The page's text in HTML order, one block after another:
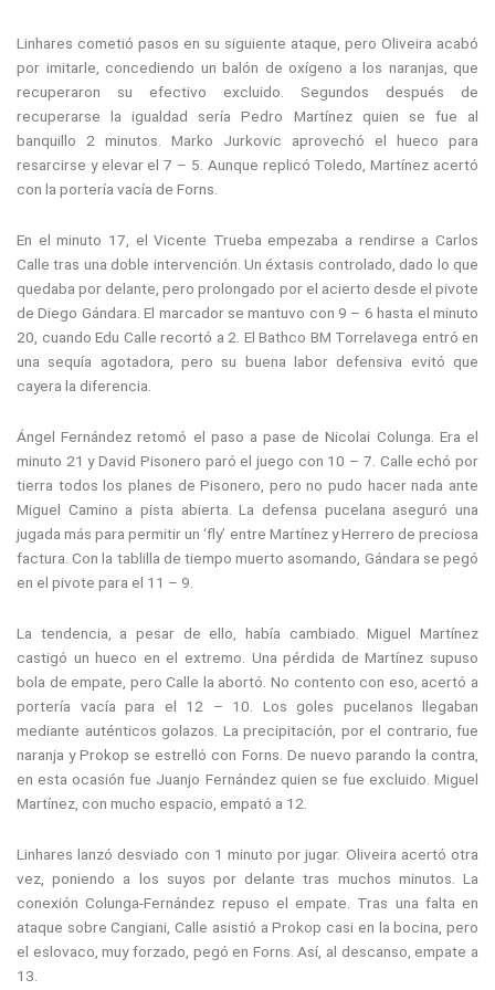
Linhares cometió pasos en su siguiente ataque, pero Oliveira acabó
por imitarle, concediendo un balón de oxígeno a los naranjas, que
recuperaron su efectivo excluido. Segundos después de
recuperarse la igualdad sería Pedro Martínez quien se fue al
banquillo 2 minutos. Marko Jurkovic aprovechó el hueco para
resarcirse y elevar el 7 – 5. Aunque replicó Toledo, Martínez acertó
con la portería vacía de Forns.
En el minuto 17, el Vicente Trueba empezaba a rendirse a Carlos
Calle tras una doble intervención. Un éxtasis controlado, dado lo que
quedaba por delante, pero prolongado por el acierto desde el pivote
de Diego Gándara. El marcador se mantuvo con 9 – 6 hasta el minuto
20, cuando Edu Calle recortó a 2. El Bathco BM Torrelavega entró en
una sequía agotadora, pero su buena labor defensiva evitó que
cayera la diferencia.
Ángel Fernández retomó el paso a pase de Nicolai Colunga. Era el
minuto 21 y David Pisonero paró el juego con 10 – 7. Calle echó por
tierra todos los planes de Pisonero, pero no pudo hacer nada ante
Miguel Camino a pista abierta. La defensa pucelana aseguró una
jugada más para permitir un ‘fly’ entre Martínez y Herrero de preciosa
factura. Con la tablilla de tiempo muerto asomando, Gándara se pegó
en el pivote para el 11 – 9.
La tendencia, a pesar de ello, había cambiado. Miguel Martínez
castigó un hueco en el extremo. Una pérdida de Martínez supuso
bola de empate, pero Calle la abortó. No contento con eso, acertó a
portería vacía para el 12 – 10. Los goles pucelanos llegaban
mediante auténticos golazos. La precipitación, por el contrario, fue
naranja y Prokop se estrelló con Forns. De nuevo parando la contra,
en esta ocasión fue Juanjo Fernández quien se fue excluido. Miguel
Martínez, con mucho espacio, empató a 12.
Linhares lanzó desviado con 1 minuto por jugar. Oliveira acertó otra
vez, poniendo a los suyos por delante tras muchos minutos. La
conexión Colunga-Fernández repuso el empate. Tras una falta en
ataque sobre Cangiani, Calle asistió a Prokop casi en la bocina, pero
el eslovaco, muy forzado, pegó en Forns. Así, al descanso, empate a
13.